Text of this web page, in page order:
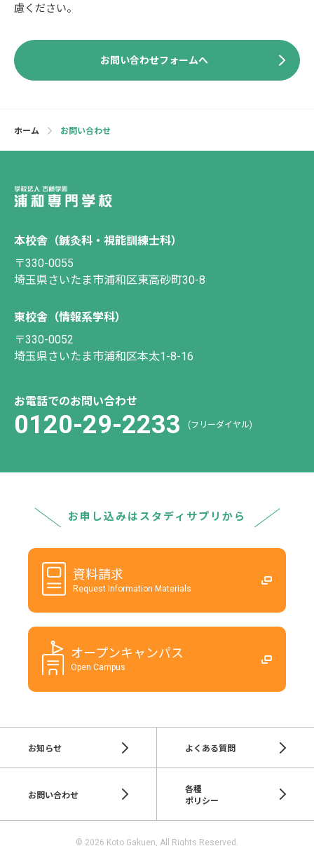
慮ください。
お問い合わせフォームへ
ホーム お問い合わせ
本校舎（鍼灸科・視能訓練士科）
〒330-0055
埼玉県さいたま市浦和区東高砂町30-8
東校舎（情報系学科）
〒330-0052
埼玉県さいたま市浦和区本太1-8-16
お電話でのお問い合わせ
0120-29-2233 (フリーダイヤル)
お申し込みはスタディサプリから
資料請求
Request Information Materials
オープンキャンパス
Open Campus
お知らせ よくある質問
お問い合わせ
各種
ポリシー
© 2026 Koto Gakuen, All Rights Reserved.